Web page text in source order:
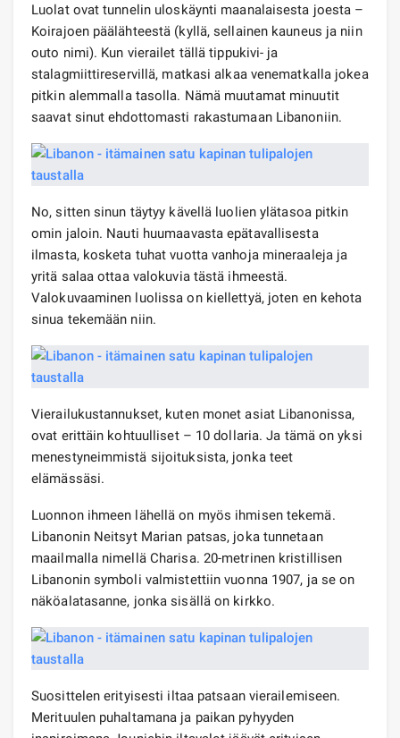
Luolat ovat tunnelin uloskäynti maanalaisesta joesta –
Koirajoen päälähteestä (kyllä, sellainen kauneus ja niin
outo nimi). Kun vierailet tällä tippukivi- ja
stalagmiittireservillä, matkasi alkaa venematkalla jokea
pitkin alemmalla tasolla. Nämä muutamat minuutit
saavat sinut ehdottomasti rakastumaan Libanoniin.
No, sitten sinun täytyy kävellä luolien ylätasoa pitkin
omin jaloin. Nauti huumaavasta epätavallisesta
ilmasta, kosketa tuhat vuotta vanhoja mineraaleja ja
yritä salaa ottaa valokuvia tästä ihmeestä.
Valokuvaaminen luolissa on kiellettyä, joten en kehota
sinua tekemään niin.
Vierailukustannukset, kuten monet asiat Libanonissa,
ovat erittäin kohtuulliset – 10 dollaria. Ja tämä on yksi
menestyneimmistä sijoituksista, jonka teet
elämässäsi.
Luonnon ihmeen lähellä on myös ihmisen tekemä.
Libanonin Neitsyt Marian patsas, joka tunnetaan
maailmalla nimellä Charisa. 20-metrinen kristillisen
Libanonin symboli valmistettiin vuonna 1907, ja se on
näköalatasanne, jonka sisällä on kirkko.
Suosittelen erityisesti iltaa patsaan vierailemiseen.
Merituulen puhaltamana ja paikan pyhyyden